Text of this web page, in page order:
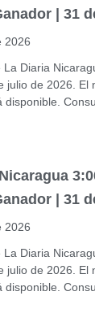
| 31
2026
La Diaria
julio de 2026. El
disponible.
| 31
2026
La Diaria
julio de 2026. El
disponible.